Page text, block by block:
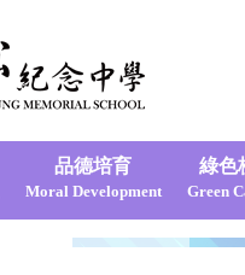
品德培育
Moral Development
綠色
Green